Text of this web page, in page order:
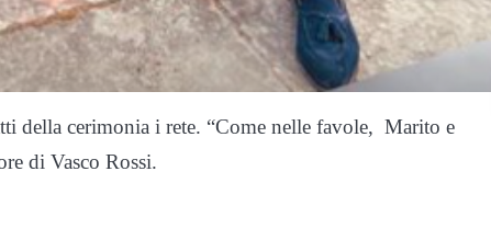
della cerimonia i rete. “Come nelle favole, Marito e
di Vasco Rossi.